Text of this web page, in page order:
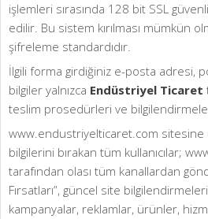
işlemleri sırasında 128 bit SSL
edilir. Bu sistem kırılması mümkün
şifreleme standardıdır.
İlgili forma girdiğiniz e-posta adresi,
bilgiler yalnızca Endüstriyel Ticaret
teslim prosedürleri ve bilgilendirmeler
www.endustriyelticaret.com sitesine
bilgilerini bırakan tüm kullanıcılar;
tarafından olası tüm kanallardan
Fırsatları”, güncel site
kampanyalar, reklamlar, ürünler,